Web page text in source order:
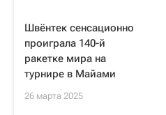
Швёнтек сенсационно
проиграла 140-й
ракетке мира на
турнире в Майами
26 марта 2025